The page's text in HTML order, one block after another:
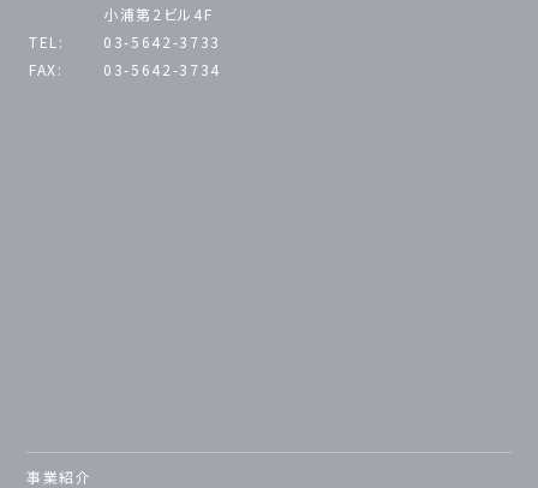
小浦第2ビル4F
TEL:
03-5642-3733
FAX:
03-5642-3734
事業紹介